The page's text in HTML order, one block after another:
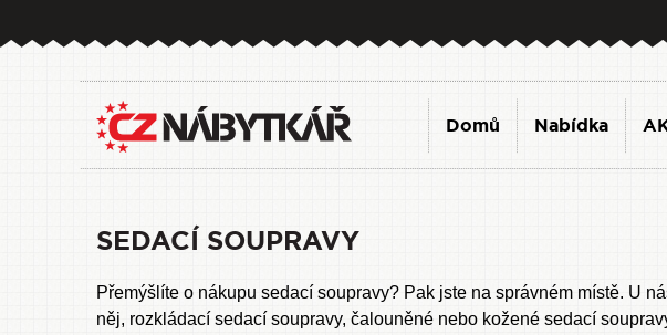
Domů Nabídka
SEDACÍ SOUPRAVY
Přemýšlíte o nákupu sedací soupravy? Pak jste na správném místě. U
něj, rozkládací sedací soupravy, čalouněné nebo kožené sedací